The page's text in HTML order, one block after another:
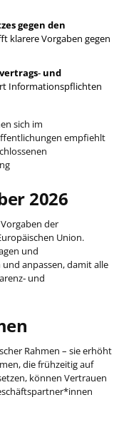
gegen den
klarere Vorgaben gegen
und
Informationspflichten
sich im
empfiehlt
2026
der
Union.
und
anpassen, damit alle
und
Rahmen – sie erhöht
die frühzeitig auf
können Vertrauen